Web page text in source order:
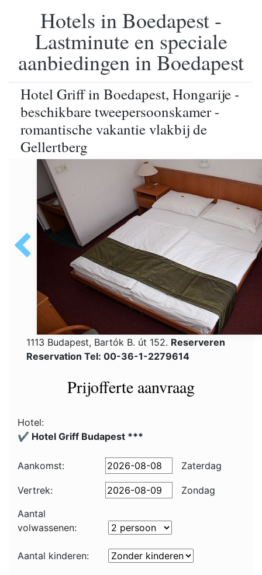
Hotels in Boedapest -
Lastminute en speciale
aanbiedingen in Boedapest
Hotel Griff in Boedapest, Hongarije -
beschikbare tweepersoonskamer -
romantische vakantie vlakbij de
Gellertberg
1113 Budapest, Bartók B. út 152. Reserveren
Reservation Tel: 00-36-1-2279614
Prijofferte aanvraag
Hotel:
✔️ Hotel Griff Budapest ***
Aankomst: Zaterdag
Vertrek:
Zondag
Aantal
volwassenen:
Aantal kinderen: